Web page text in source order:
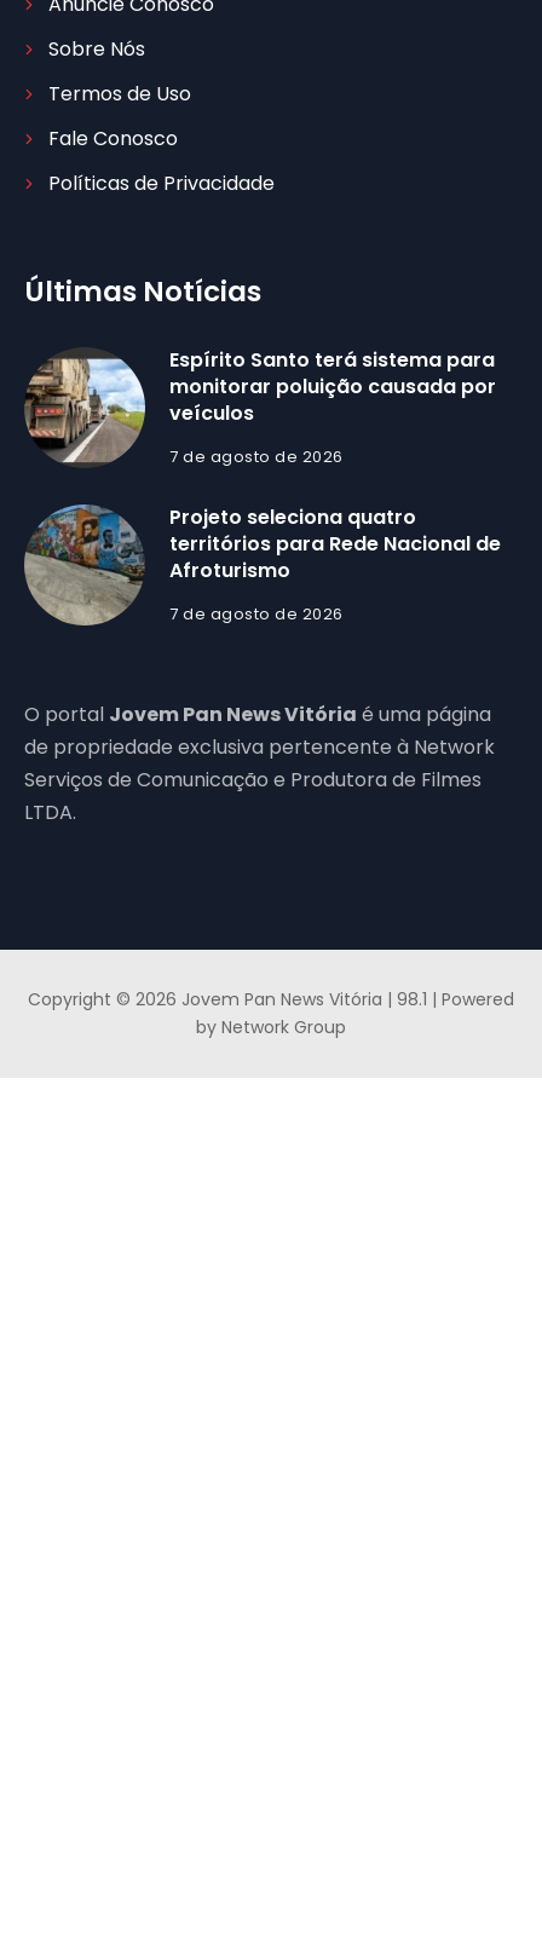
Sobre Nós
Termos de Uso
Fale Conosco
Políticas de Privacidade
Últimas Notícias
Espírito Santo terá sistema para
monitorar poluição causada por
veículos
7 de agosto de 2026
Projeto seleciona quatro
territórios para Rede Nacional de
Afroturismo
7 de agosto de 2026
O portal Jovem Pan News Vitória é uma página
de propriedade exclusiva pertencente à Network
Serviços de Comunicação e Produtora de Filmes
LTDA.
Copyright © 2026 Jovem Pan News Vitória | 98.1 | Powered
by Network Group